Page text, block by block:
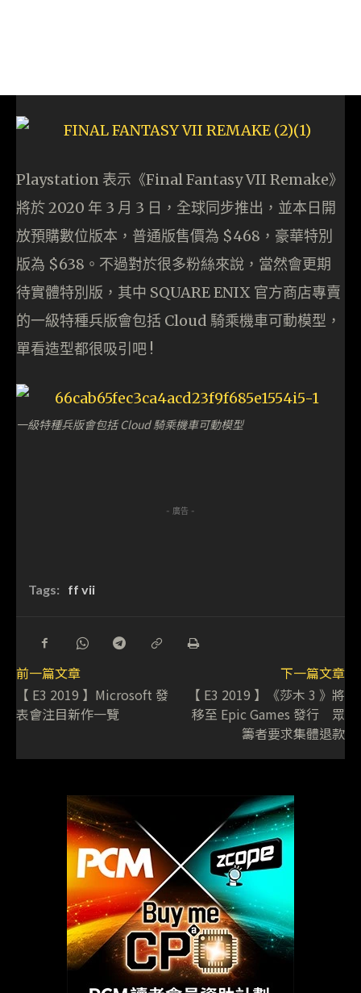
Playstation 表示《Final Fantasy VII Remake》
將於 2020 年 3 月 3 日，全球同步推出，並本日開
放預購數位版本，普通版售價為 $468，豪華特別
版為 $638。不過對於很多粉絲來說，當然會更期
待實體特別版，其中 SQUARE ENIX 官方商店專賣
的一級特種兵版會包括 Cloud 騎乘機車可動模型，
單看造型都很吸引吧 !
一級特種兵版會包括 Cloud 騎乘機車可動模型
- 廣告 -
Tags: ff vii
前一篇文章
【 E3 2019 】Microsoft 發
表會注目新作一覽
下一篇文章
【 E3 2019 】《莎木 3 》將
移至 Epic Games 發行 眾
籌者要求集體退款